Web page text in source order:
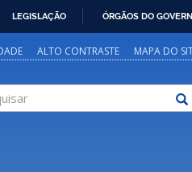
LEGISLAÇÃO ÓRGÃOS DO
ALTO CONTRASTE MAPA DO